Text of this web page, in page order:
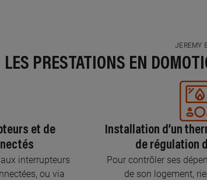
JEREMY
LES PRESTATIONS EN
et de
interrupteurs
ou via
Installation d’un
de régulation
Pour contrôler ses
de son logement,